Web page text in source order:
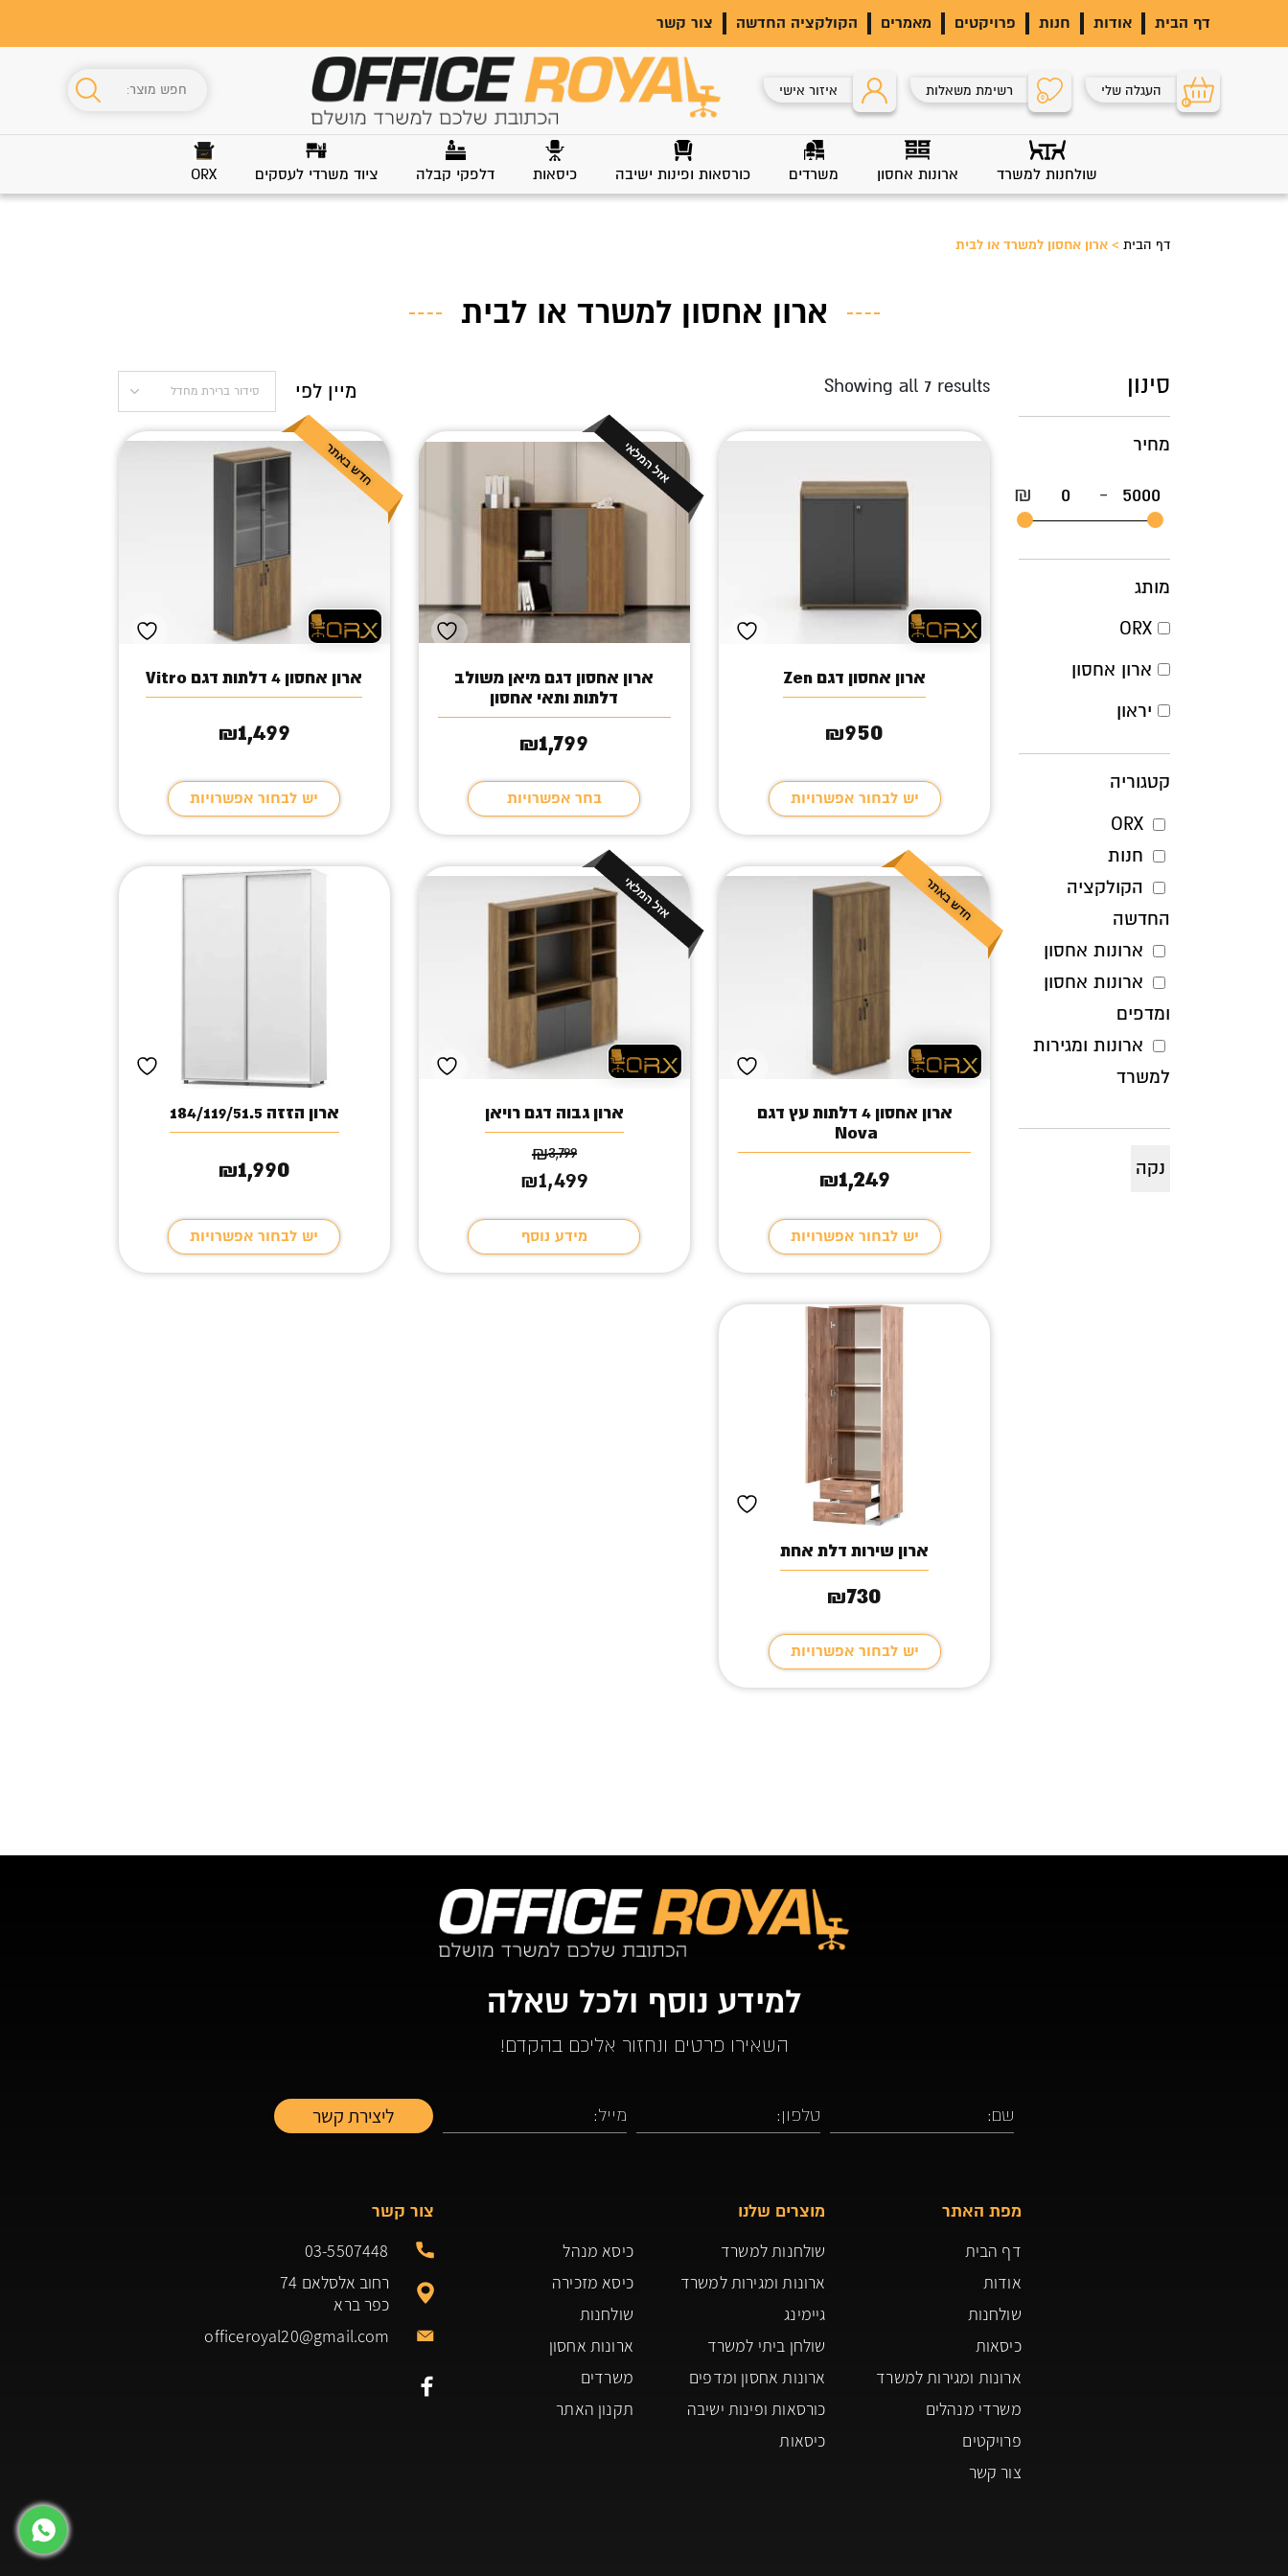
דף הבית אודות חנות פרויקטים מאמרים הקולקציה החדשה צור קשר
0
העגלה שלי 0 רשימת משאלות איזור אישי
שולחנות למשרד ארונות אחסון משרדים כורסאות ופינות ישיבה כיסאות דלפקי קבלה ציוד משרדי לעסקים ORX
דף הבית> ארון אחסון למשרד או לבית
ארון אחסון למשרד או לבית
סינון
מחיר
-
₪
מותג
ORX
ארון אחסון
יראון
קטגוריה
ORX
חנות
הקולקציה
החדשה
ארונות אחסון
ארונות אחסון
ומדפים
ארונות ומגירות
למשרד
Showing all 7 results מיין לפי
ארון אחסון דגם Zen
₪950
יש לבחור אפשרויות
ארון אחסון דגם מיאן משולב
דלתות ותאי אחסון
₪1,799
בחר אפשרויות
ארון אחסון 4 דלתות דגם Vitro
₪1,499
יש לבחור אפשרויות
ארון אחסון 4 דלתות עץ דגם
Nova
₪1,249
יש לבחור אפשרויות
ארון גבוה דגם רויאן
₪3,799
המחיר
המקורי
היה:
₪3,799.
₪1,499המחיר
הנוכחי
הוא:
₪1,499.
מידע נוסף
ארון הזזה 184/119/51.5
₪1,990
יש לבחור אפשרויות
ארון שירות דלת אחת
₪730
יש לבחור אפשרויות
למידע נוסף ולכל שאלה
השאירו פרטים ונחזור אליכם בהקדם!
מפת האתר
דף הבית
אודות
שולחנות
כיסאות
ארונות ומגירות למשרד
משרדי מנהלים
פרויקטים
צור קשר
מוצרים שלנו
שולחנות למשרד
ארונות ומגירות למשרד
גיימינג
שולחן ביתי למשרד
ארונות אחסון ומדפים
כורסאות ופינות ישיבה
כיסאות
כיסא מנהל
כיסא מזכירה
שולחנות
ארונות אחסון
משרדים
תקנון האתר
צור קשר
03-5507448
רחוב אלסלאם 74
כפר ברא
officeroyal20@gmail.com